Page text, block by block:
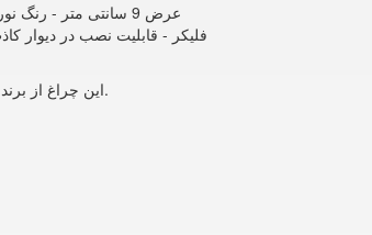
این چراغ از برندشوید.